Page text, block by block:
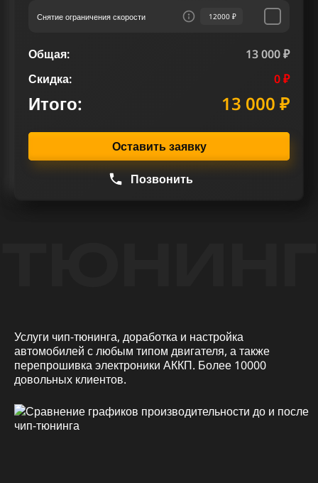
Снятие ограничения скорости 12000 ₽
Общая:
13 000 ₽
Скидка:
0 ₽
Итого: 13 000 ₽
Оставить заявку
Позвонить
Услуги чип-тюнинга, доработка и настройка
автомобилей с любым типом двигателя, а также
перепрошивка электроники АККП. Более 10000
довольных клиентов.